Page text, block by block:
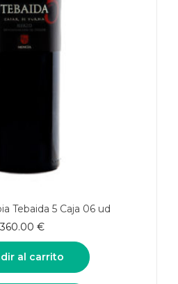
Tebaida 5 Caja 06 ud
360.00 €
al carrito